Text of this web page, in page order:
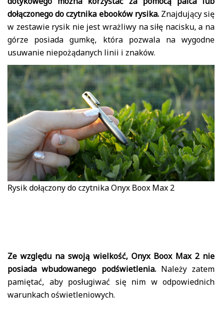
dołączonego do czytnika ebooków rysika.Znajdujący się
w zestawie rysik nie jest wrażliwy na siłę nacisku, a na
górze posiada gumkę, która pozwala na wygodne
usuwanie niepożądanych linii i znaków.
Rysik dołączony do czytnika Onyx Boox Max 2
Ze względu na swoją wielkość, Onyx Boox Max 2 nie
posiada wbudowanego podświetlenia.Należy zatem
pamiętać, aby posługiwać się nim w odpowiednich
warunkach oświetleniowych.